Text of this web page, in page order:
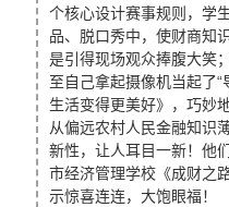
个核心设计赛事规则，学
品、脱口秀中，使财商知
是引得现场观众捧腹大笑
至自己拿起摄像机当起了
生活变得更美好》，巧妙
从偏远农村人民金融知识
新性，让人耳目一新！他
市经济管理学校《成财之
示惊喜连连，大饱眼福！